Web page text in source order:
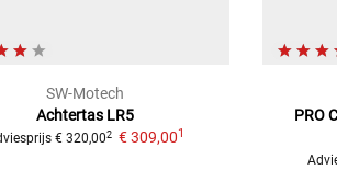
SW-Motech
Achtertas LR5
€ 320,002 € 309,001
PRO